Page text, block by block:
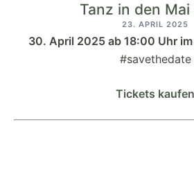
Tanz in den
23. APRIL 2025
30. April 2025 ab 18:00 Uhr
#savethedate
Tickets kaufen